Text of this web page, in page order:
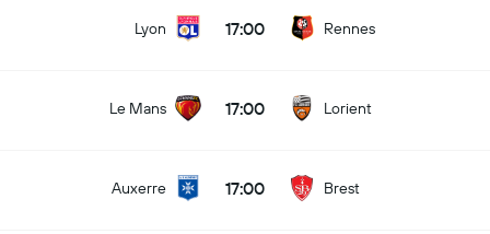
Lyon 17:00 Rennes
Le Mans 17:00 Lorient
Auxerre 17:00 Brest